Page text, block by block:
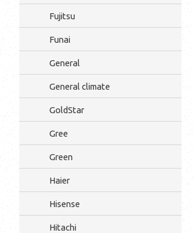
Fujitsu
Funai
General
General climate
GoldStar
Gree
Green
Haier
Hisense
Hitachi